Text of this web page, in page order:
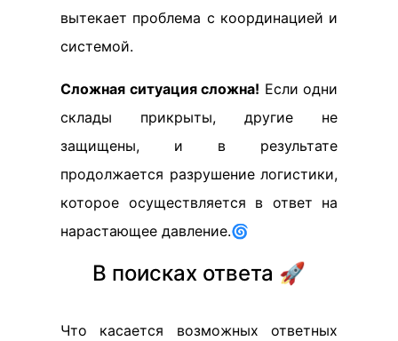
вытекает проблема с координацией и
системой.
Сложная ситуация сложна! Если одни
склады прикрыты, другие не
защищены, и в результате
продолжается разрушение логистики,
которое осуществляется в ответ на
нарастающее давление.🌀
В поисках ответа 🚀
Что касается возможных ответных